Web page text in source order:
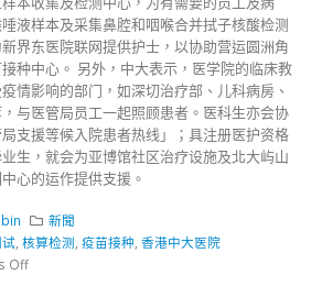
液样本及采集鼻腔和咽喉合并拭子核酸检测
界东医院联网提供护士，以协助营运圆洲角
种中心。 另外，中大表示，医学院的临床教
情影响的部门，如深切治疗部、儿科病房、
与医管局员工一起照顾患者。医科生亦会协
支援等候入院患者热线」；具注册医护资格
生，就会为亚博馆社区治疗设施及北大屿山
心的运作提供支援。
新聞
, 核算检测 疫苗接种 香港中大医院
Off